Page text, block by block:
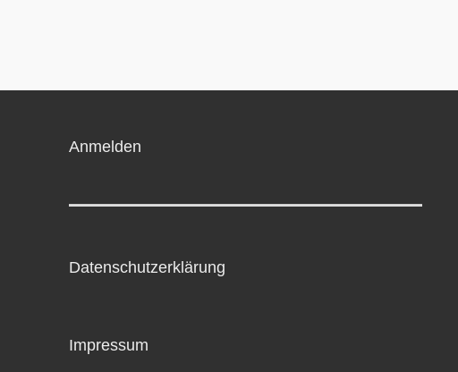
Anmelden
Datenschutzerklärung
Impressum